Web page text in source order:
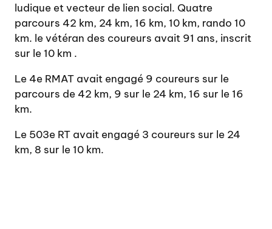
ludique et vecteur de lien social. Quatre
parcours 42 km, 24 km, 16 km, 10 km, rando 10
km. le vétéran des coureurs avait 91 ans, inscrit
sur le 10 km .
Le 4e RMAT avait engagé 9 coureurs sur le
parcours de 42 km, 9 sur le 24 km, 16 sur le 16
km.
Le 503e RT avait engagé 3 coureurs sur le 24
km, 8 sur le 10 km.